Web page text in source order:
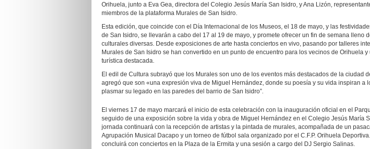
Orihuela, junto a Eva Gea, directora del Colegio Jesús María San Isidro, y Ana Lizón,
miembros de la plataforma Murales de San Isidro.
Esta edición, que coincide con el Día Internacional de los Museos, el 18 de mayo, y las
de San Isidro, se llevarán a cabo del 17 al 19 de mayo, y promete ofrecer un fin de semana lleno
culturales diversas. Desde exposiciones de arte hasta conciertos en vivo, pasando por talleres
Murales de San Isidro se han convertido en un punto de encuentro para los vecinos de Orihuela y
turística destacada.
El edil de Cultura subrayó que los Murales son uno de los eventos más destacados de la ciudad
agregó que son «una expresión viva de Miguel Hernández, donde su poesía y su vida inspiran a
plasmar su legado en las paredes del barrio de San Isidro”.
El viernes 17 de mayo marcará el inicio de esta celebración con la inauguración oficial en el
seguido de una exposición sobre la vida y obra de Miguel Hernández en el Colegio Jesús María
jornada continuará con la recepción de artistas y la pintada de murales, acompañada de un
Agrupación Musical Dacapo y un torneo de fútbol sala organizado por el C.F.P. Orihuela
concluirá con conciertos en la Plaza de la Ermita y una sesión a cargo del DJ Sergio Salinas.